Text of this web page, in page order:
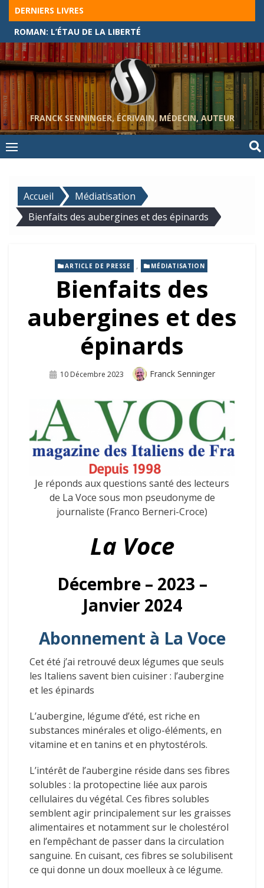
Skip
content
DERNIERS LIVRES
ROMAN: L’ÉTAU DE LA LIBERTÉ
FRANCK SENNINGER, ÉCRIVAIN, MÉDECIN, AUTEUR
Accueil
Médiatisation
Bienfaits des aubergines et des épinards
ARTICLE DE PRESSE , MÉDIATISATION
Bienfaits des
aubergines et des
épinards
Publié
10 Décembre 2023 Auteur
Franck Senninger
Je réponds aux questions santé des lecteurs
de La Voce sous mon pseudonyme de
journaliste (Franco Berneri-Croce)
La Voce
Décembre – 2023 –
Janvier 2024
Abonnement à La Voce
Cet été j’ai retrouvé deux légumes que seuls
les Italiens savent bien cuisiner : l’aubergine
et les épinards
L’aubergine, légume d’été, est riche en
substances minérales et oligo-éléments, en
vitamine et en tanins et en phytostérols.
L’intérêt de l’aubergine réside dans ses fibres
solubles : la protopectine liée aux parois
cellulaires du végétal. Ces fibres solubles
semblent agir principalement sur les graisses
alimentaires et notamment sur le cholestérol
en l’empêchant de passer dans la circulation
sanguine. En cuisant, ces fibres se solubilisent
ce qui donne un doux moelleux à ce légume.